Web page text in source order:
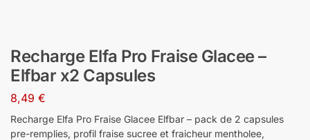
Recharge Elfa Pro Fraise Glacee –
Elfbar x2 Capsules
8,49 €
Recharge Elfa Pro Fraise Glacee Elfbar – pack de 2 capsules
pre-remplies, profil fraise sucree et fraicheur mentholee,